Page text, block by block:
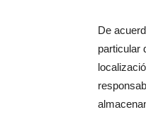
De
particular